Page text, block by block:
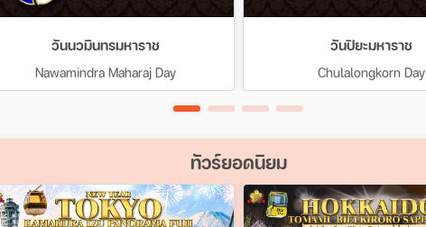
วันนวมินทรมหาราช
Nawamindra Maharaj Day
วันปิยะมหาราช
Chulalongkorn Day
ทัวร์ยอดนิยม